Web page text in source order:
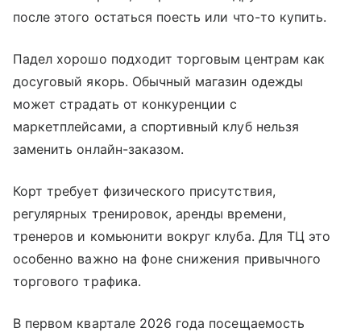
после этого остаться поесть или что-то купить.
Падел хорошо подходит торговым центрам как
досуговый якорь. Обычный магазин одежды
может страдать от конкуренции с
маркетплейсами, а спортивный клуб нельзя
заменить онлайн-заказом.
Корт требует физического присутствия,
регулярных тренировок, аренды времени,
тренеров и комьюнити вокруг клуба. Для ТЦ это
особенно важно на фоне снижения привычного
торгового трафика.
В первом квартале 2026 года посещаемость